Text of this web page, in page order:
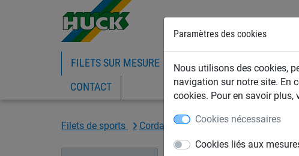
Paramètres des cookies
Nous utilisons des cookies,
navigation sur notre site. En
cookies. Pour en savoir plus,
Cookies nécessaires
Cookies liés aux
FILETS SUR MESURE FILETS DE BATIMENT
CONTACT
Filets de sports Cordages Cordes de traction